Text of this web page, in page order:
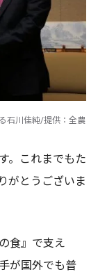
石川佳純/提供：全農
。これまでもた
がとうございま
食』で支え
が国外でも普